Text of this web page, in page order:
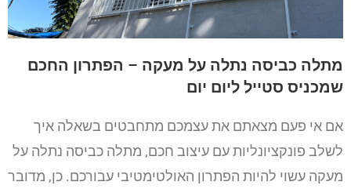
מתלה כביסה נתלה על מעקה – הפתרון החכם
שמכניס סטייל ליום יום
אם אי פעם מצאתם את עצמכם מתחבטים בשאלה איך
לשלב פונקציונליות עם עיצוב חכם, מתלה כביסה נתלה על
מעקה עשוי להיות הפתרון האולטימטיבי עבורכם. כן, מדובר